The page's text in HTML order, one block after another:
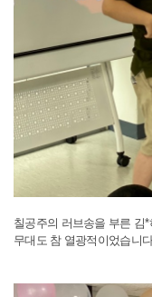
칠공주의 러브송을 부른 김
무대도 참 열광적이었습니